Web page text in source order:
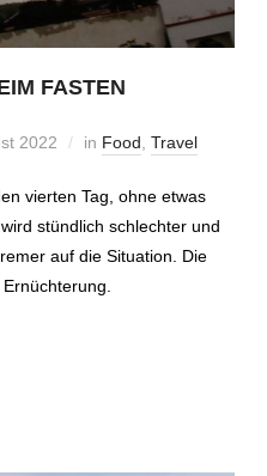
FASTEN
2022 in Food Travel
vierten Tag, ohne etwas
stündlich schlechter und
auf die Situation. Die